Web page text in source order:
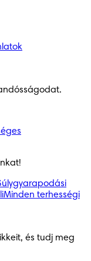
Minden terhességi
és tudj meg